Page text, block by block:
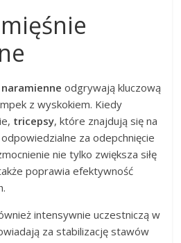
odgrywają kluczową
z wyskokiem. Kiedy
tricepsy, które znajdują się na
za odepchnięcie
nie tylko zwiększa siłę
poprawia efektywność
intensywnie uczestniczą w
za stabilizację stawów